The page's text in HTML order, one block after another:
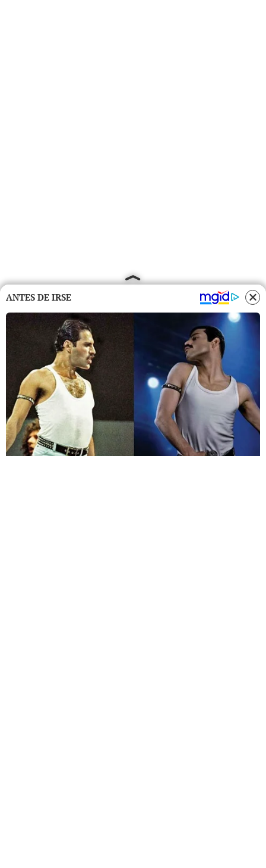
ANTES DE IRSE